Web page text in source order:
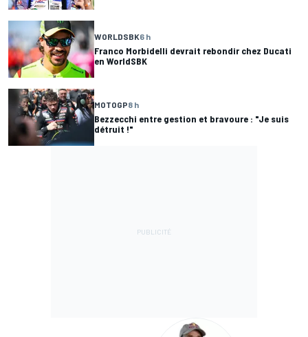
WORLDSBK6 h
Franco Morbidelli devrait rebondir chez Ducati
en WorldSBK
MOTOGP8 h
Bezzecchi entre gestion et bravoure : "Je suis
détruit !"